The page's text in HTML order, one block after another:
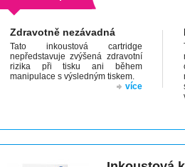
Zdravotně nezávadná
Tato inkoustová cartridge
nepředstavuje zvýšená zdravotní
rizika při tisku ani během
manipulace s výsledným tiskem.
více